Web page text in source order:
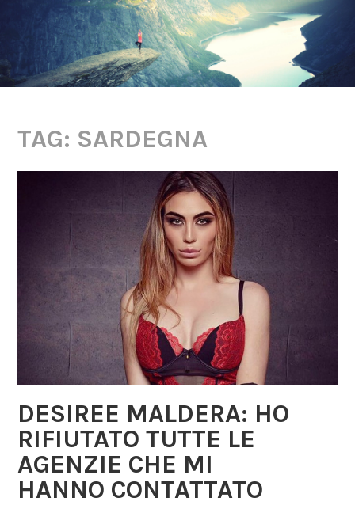
TAG: SARDEGNA
DESIREE MALDERA: HO
RIFIUTATO TUTTE LE
AGENZIE CHE MI
HANNO CONTATTATO